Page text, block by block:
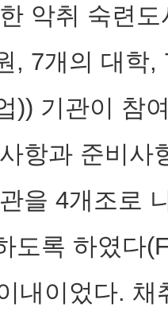
악취 숙련
, 7개의 대학
)) 기관이 참
항과 준비사
을 4개조로
도록 하였다
내이었다.